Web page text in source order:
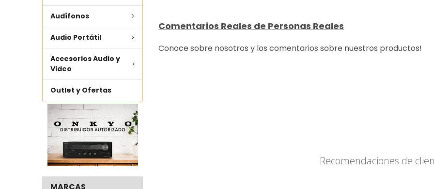
Audífonos
Audio Portátil
Accesorios Audio y
Video
Outlet y Ofertas
MARCAS
Comentarios Reales de Personas Reales
Conoce sobre nosotros y los comentarios sobre nuestros productos!
Recomendaciones de